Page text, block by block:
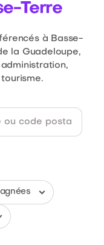
Terre
à Basse-
la Guadeloupe,